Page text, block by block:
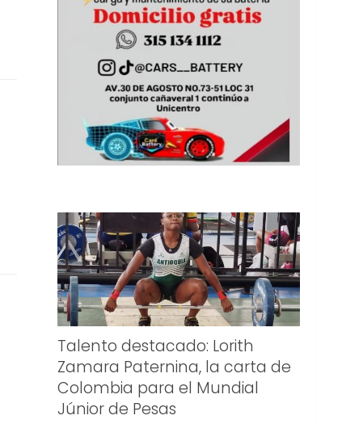
Talento destacado: Lorith
Zamara Paternina, la carta de
Colombia para el Mundial
Júnior de Pesas